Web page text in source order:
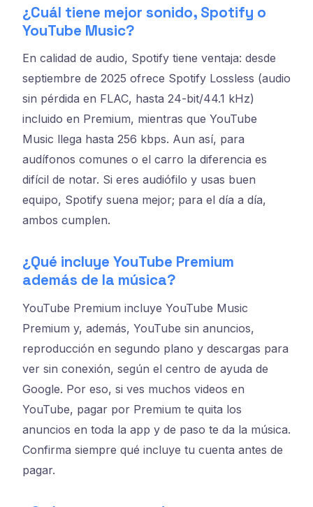
¿Cuál tiene mejor sonido, Spotify o
YouTube Music?
En calidad de audio, Spotify tiene ventaja: desde
septiembre de 2025 ofrece Spotify Lossless (audio
sin pérdida en FLAC, hasta 24-bit/44.1 kHz)
incluido en Premium, mientras que YouTube
Music llega hasta 256 kbps. Aun así, para
audífonos comunes o el carro la diferencia es
difícil de notar. Si eres audiófilo y usas buen
equipo, Spotify suena mejor; para el día a día,
ambos cumplen.
¿Qué incluye YouTube Premium
además de la música?
YouTube Premium incluye YouTube Music
Premium y, además, YouTube sin anuncios,
reproducción en segundo plano y descargas para
ver sin conexión, según el centro de ayuda de
Google. Por eso, si ves muchos videos en
YouTube, pagar por Premium te quita los
anuncios en toda la app y de paso te da la música.
Confirma siempre qué incluye tu cuenta antes de
pagar.